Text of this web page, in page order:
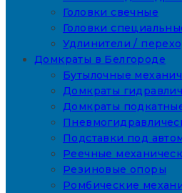
Головки свечные
Головки
Удлинители /
Домкраты в Белгороде
Бутылочные
Домкраты
Домкраты
Подставки под
Реечные
Резиновые опоры
Ромбические